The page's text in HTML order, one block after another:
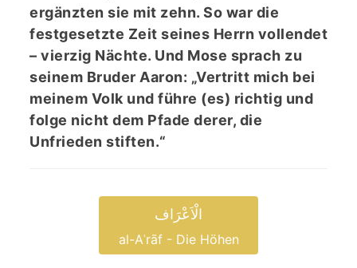
ergänzten sie mit zehn. So war die
festgesetzte Zeit seines Herrn vollendet
– vierzig Nächte. Und Mose sprach zu
seinem Bruder Aaron: „Vertritt mich bei
meinem Volk und führe (es) richtig und
folge nicht dem Pfade derer, die
Unfrieden stiften.“
الْاَعْرَاف
al-Aʿrāf - Die Höhen